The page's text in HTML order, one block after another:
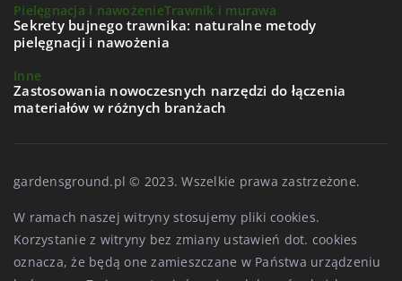
Pielęgnacja i nawożenieTrawnik i murawa
Sekrety bujnego trawnika: naturalne metody
pielęgnacji i nawożenia
Inne
Zastosowania nowoczesnych narzędzi do łączenia
materiałów w różnych branżach
gardensground.pl © 2023. Wszelkie prawa zastrzeżone.
W ramach naszej witryny stosujemy pliki cookies.
Korzystanie z witryny bez zmiany ustawień dot. cookies
oznacza, że będą one zamieszczane w Państwa urządzeniu